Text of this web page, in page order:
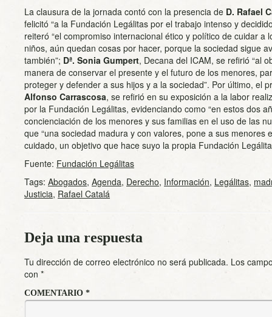
La clausura de la jornada contó con la presencia de D. Rafael
felicitó “a la Fundación Legálitas por el trabajo intenso y
reiteró “el compromiso internacional ético y político de cuidar a
niños, aún quedan cosas por hacer, porque la sociedad sigue
también”; Dª. Sonia Gumpert, Decana del ICAM, se refirió “al
manera de conservar el presente y el futuro de los menores,
proteger y defender a sus hijos y a la sociedad”. Por último, el
Alfonso Carrascosa, se refirió en su exposición a la labor
por la Fundación Legálitas, evidenciando como “en estos dos
concienciación de los menores y sus familias en el uso de las
que “una sociedad madura y con valores, pone a sus menores
cuidado, un objetivo que hace suyo la propia Fundación
Fuente: Fundación Legálitas
Tags: Abogados, Agenda, Derecho, Información, Legálitas,
Justicia, Rafael Catalá
Deja una respuesta
Tu dirección de correo electrónico no será publicada. Los
con *
COMENTARIO *